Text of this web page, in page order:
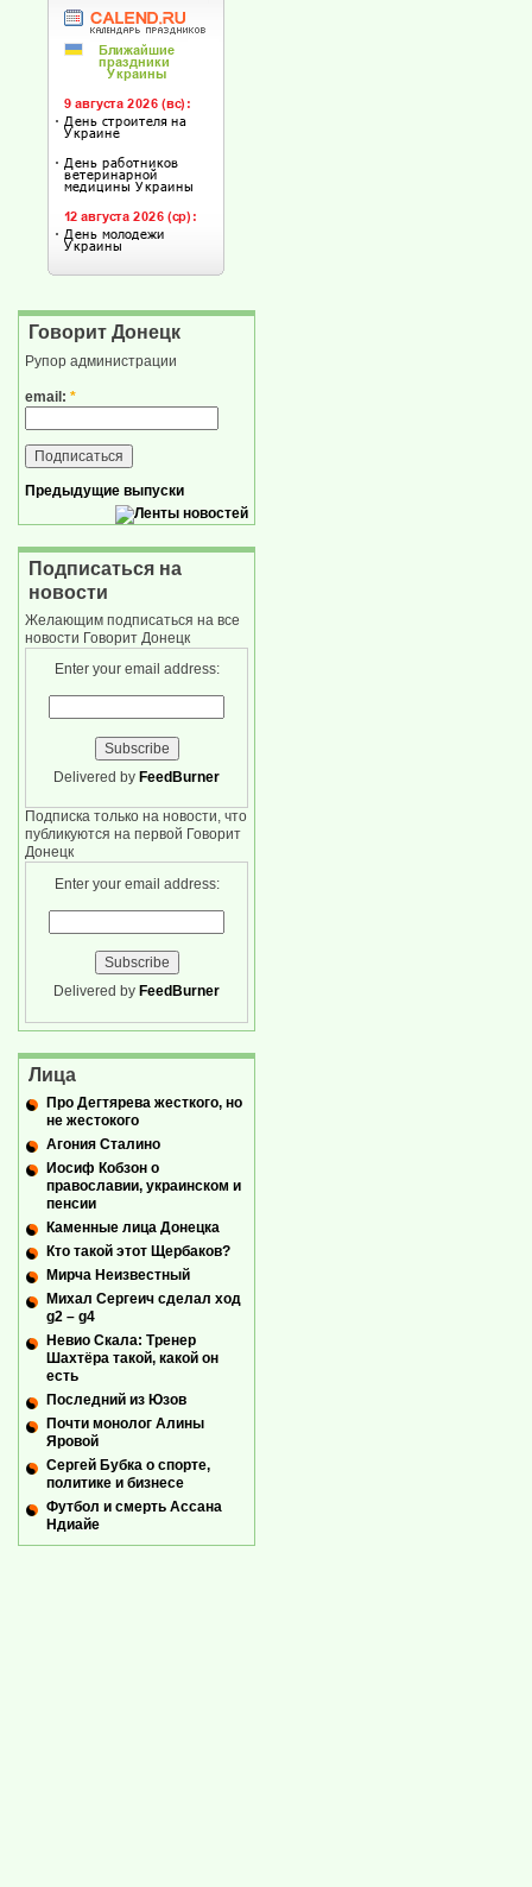
Говорит Донецк
Рупор администрации
email: *
Предыдущие выпуски
Подписаться на
новости
Желающим подписаться на все
новости Говорит Донецк
Enter your email address:
Delivered by FeedBurner
Подписка только на новости, что
публикуются на первой Говорит
Донецк
Enter your email address:
Delivered by FeedBurner
Лица
Про Дегтярева жесткого, но
не жестокого
Агония Сталино
Иосиф Кобзон о
православии, украинском и
пенсии
Каменные лица Донецка
Кто такой этот Щербаков?
Мирча Неизвестный
Михал Сергеич сделал ход
g2 – g4
Невио Скала: Тренер
Шахтёра такой, какой он
есть
Последний из Юзов
Почти монолог Алины
Яровой
Сергей Бубка о спорте,
политике и бизнесе
Футбол и смерть Ассана
Ндиайе